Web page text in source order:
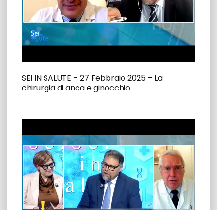
SEI IN SALUTE – 27 Febbraio 2025 – La
chirurgia di anca e ginocchio